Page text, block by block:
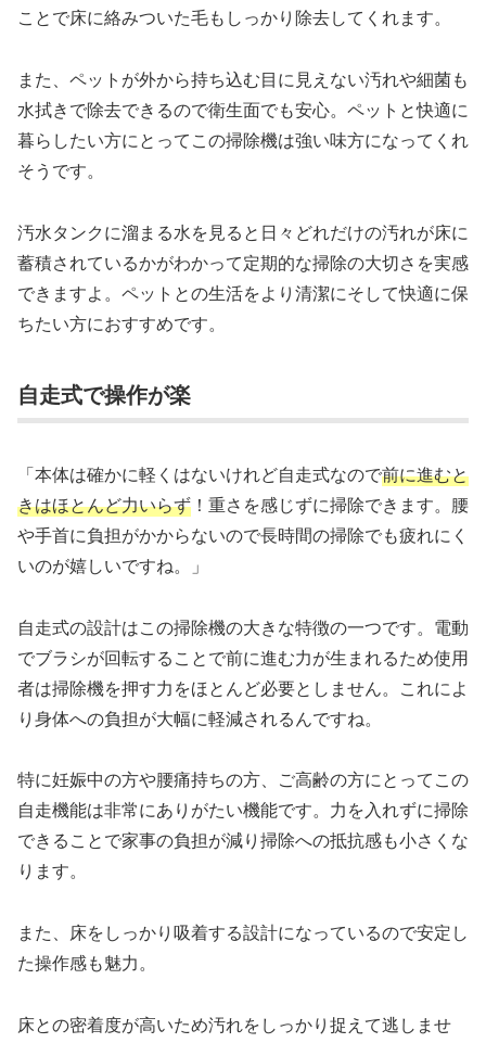
ことで床に絡みついた毛もしっかり除去してくれます。
また、ペットが外から持ち込む目に見えない汚れや細菌も
水拭きで除去できるので衛生面でも安心。ペットと快適に
暮らしたい方にとってこの掃除機は強い味方になってくれ
そうです。
汚水タンクに溜まる水を見ると日々どれだけの汚れが床に
蓄積されているかがわかって定期的な掃除の大切さを実感
できますよ。ペットとの生活をより清潔にそして快適に保
ちたい方におすすめです。
自走式で操作が楽
「本体は確かに軽くはないけれど自走式なので前に進むと
きはほとんど力いらず ！重さを感じずに掃除できます。腰
や手首に負担がかからないので長時間の掃除でも疲れにく
いのが嬉しいですね。」
自走式の設計はこの掃除機の大きな特徴の一つです。電動
でブラシが回転することで前に進む力が生まれるため使用
者は掃除機を押す力をほとんど必要としません。これによ
り身体への負担が大幅に軽減されるんですね。
特に妊娠中の方や腰痛持ちの方、ご高齢の方にとってこの
自走機能は非常にありがたい機能です。力を入れずに掃除
できることで家事の負担が減り掃除への抵抗感も小さくな
ります。
また、床をしっかり吸着する設計になっているので安定し
た操作感も魅力。
床との密着度が高いため汚れをしっかり捉えて逃しませ